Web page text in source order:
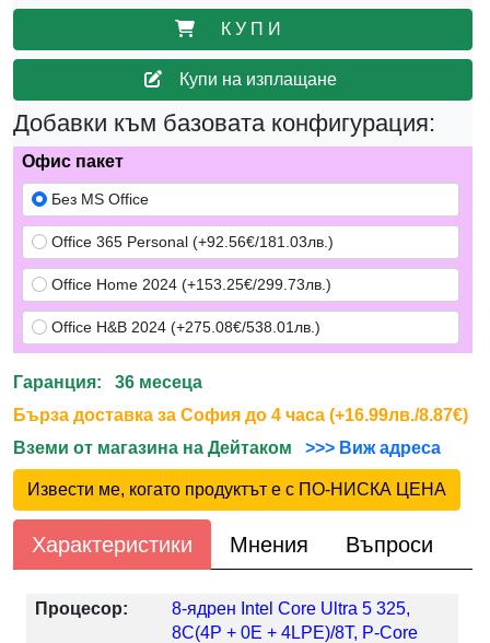
К У П И
Купи на изплащане
Добавки към базовата конфигурация:
Офис пакет
Без MS Office
Office 365 Personal (+92.56€/181.03лв.)
Office Home 2024 (+153.25€/299.73лв.)
Office H&B 2024 (+275.08€/538.01лв.)
Гаранция: 36 месеца
Бърза доставка за София до 4 часа (+16.99лв./8.87€)
Вземи от магазина на Дейтаком
>>> Виж адреса
Извести ме, когато продуктът е с ПО-НИСКА ЦЕНА
Характеристики Мнения Въпроси
Процесор:
8-ядрен Intel Core Ultra 5 325,
8C(4P + 0E + 4LPE)/8T, P-Core